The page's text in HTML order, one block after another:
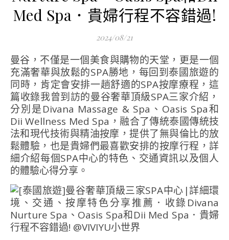
Med Spa．貴婦行程不容錯過!
2024/08/21
曼谷，不僅是一個美食與購物的天堂，更是一個
充滿奢華與放鬆的SPA勝地，每回到泰國旅遊的
同時，肯定會安排一趟舒適的SPA按摩療程，這
篇收錄我曾到訪的曼谷奢華頂級SPA三家介紹，
分別是Divana Massage & Spa、Oasis Spa和
Dii Wellness Med Spa，融合了傳統泰國傳統技
法和現代技術與精油按摩，提供了無與倫比的放
鬆體驗，也是貴婦們最喜歡安排的按摩行程，詳
細介紹每個SPA中心的特色、交通資訊以及個人
的體驗心得分享。